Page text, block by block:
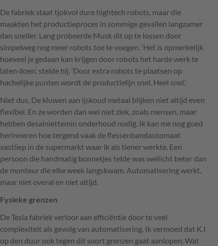
De fabriek staat tjokvol dure hightech robots, maar die
maakten het productieproces in sommige gevallen langzamer
dan sneller. Lang probeerde Musk dit op te lossen door
simpelweg nog meer robots toe te voegen. ‘Het is opmerkelijk
hoeveel je gedaan kan krijgen door robots het harde werk te
laten doen’, stelde hij. ‘Door extra robots te plaatsen op
hachelijke punten wordt de productielijn snel. Heel snel.’
Niet dus. De kluwen aan ijskoud metaal blijken niet altijd even
flexibel. En ze worden dan wel niet ziek, zoals mensen, maar
hebben desalniettemin onderhoud nodig. Ik kan me nog goed
herinneren hoe tergend vaak de flessenbandautomaat
vastliep in de supermarkt waar ik als tiener werkte. Een
persoon die handmatig bonnetjes telde was wellicht beter dan
de monteur die elke week langskwam. Automatisering werkt,
maar niet overal en niet altijd.
Fysieke grenzen
De Tesla fabriek verloor aan efficiëntie door te veel
complexiteit als gevolg van automatisering. Ik vermoed dat K.I
op den duur ook tegen dit soort grenzen gaat aanlopen. Wat